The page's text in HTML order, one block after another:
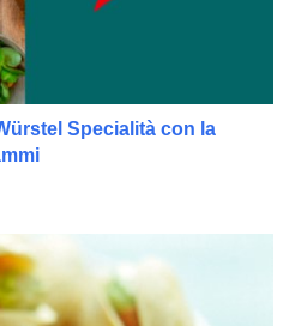
Specialità con la